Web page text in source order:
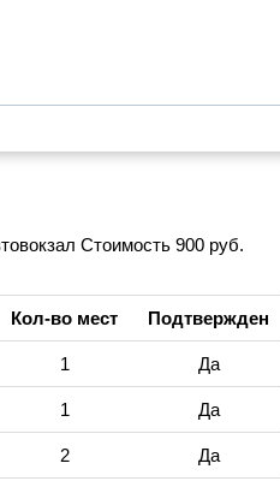
Стоимость 900 руб.
Кол-во мест Подтвержден
1 Да
1 Да
2 Да